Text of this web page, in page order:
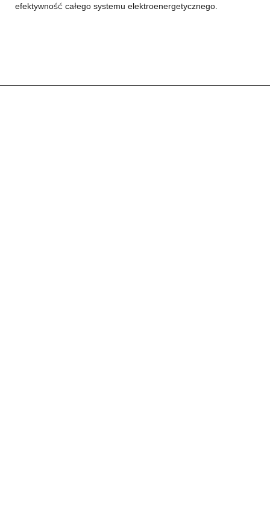
efektywność całego systemu elektroenergetycznego.